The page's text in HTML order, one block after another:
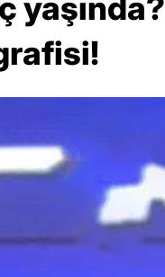
yaşında?